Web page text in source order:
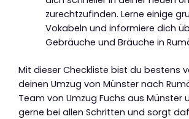
zurechtzufinden. Lerne einige
Vokabeln und informiere dich
Gebräuche und Bräuche in
Mit dieser Checkliste bist du bestens
deinen Umzug von Münster nach
Team von Umzug Fuchs aus Münster
gerne bei allen Schritten und sorgt